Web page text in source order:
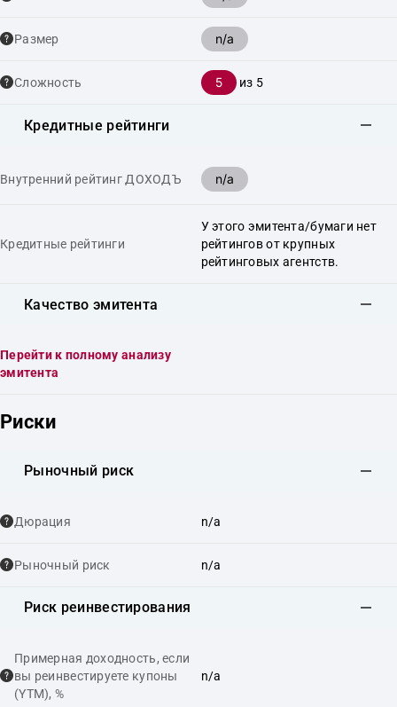
Размер n/a
Сложность 5 из 5
Кредитные рейтинги
Внутренний рейтинг ДОХОДЪ n/a
Кредитные рейтинги
У этого эмитента/бумаги нет
рейтингов от крупных
рейтинговых агентств.
Качество эмитента
Перейти к полному анализу
эмитента
Риски
Рыночный риск
Дюрация n/a
Рыночный риск n/a
Риск реинвестирования
Примерная доходность, если
вы реинвестируете купоны
(YTM), %
n/a